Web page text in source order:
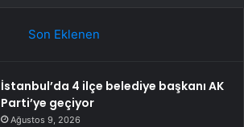
Son Eklenen
İstanbul’da 4 ilçe belediye başkanı AK
Parti’ye geçiyor
Ağustos 9, 2026